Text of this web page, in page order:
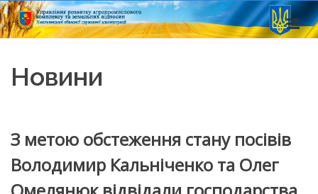
Новини
З метою обстеження стану посівів
Володимир Кальніченко та Олег